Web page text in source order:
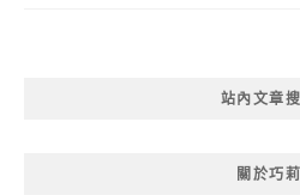
站內文章
關於巧莉